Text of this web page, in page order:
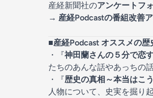
産経新聞社のアンケートフ
→ 産経Podcastの番組改善
■産経Podcast オススメの歴
・『神田蘭さんの５分で恋
たちのあんな話やあっちの
・『歴史の真相～本当はこ
人物について、史実を掘り